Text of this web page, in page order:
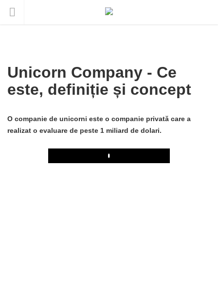
Unicorn Company - Ce
este, definiție și concept
O companie de unicorni este o companie privată care a
realizat o evaluare de peste 1 miliard de dolari.
Play